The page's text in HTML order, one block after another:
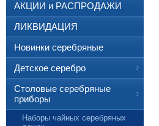
АКЦИИ и РАСПРОДАЖИ
ЛИКВИДАЦИЯ
Новинки серебряные
Детское серебро
Столовые серебряные
приборы
Наборы чайных серебряных